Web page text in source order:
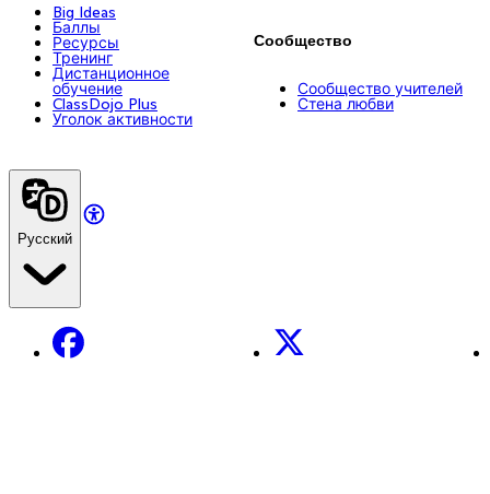
Big Ideas
Баллы
Ресурсы
Тренинг
Дистанционное
обучение
ClassDojo Plus
Уголок активности
Сообщество
Сообщество учителей
Стена любви
Русский
Facebook X